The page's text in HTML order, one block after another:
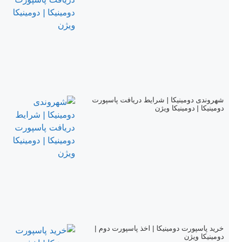
شهروندی دومینیکا | شرایط دریافت پاسپورت
دومینیکا | دومینیکا ویژن
خرید پاسپورت دومینیکا | اخذ پاسپورت دوم |
دومینیکا ویژن